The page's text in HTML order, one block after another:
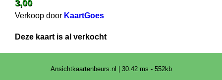
3,00
Verkoop door KaartGoes
Deze kaart is al verkocht
Ansichtkaartenbeurs.nl | 30.42 ms - 552kb